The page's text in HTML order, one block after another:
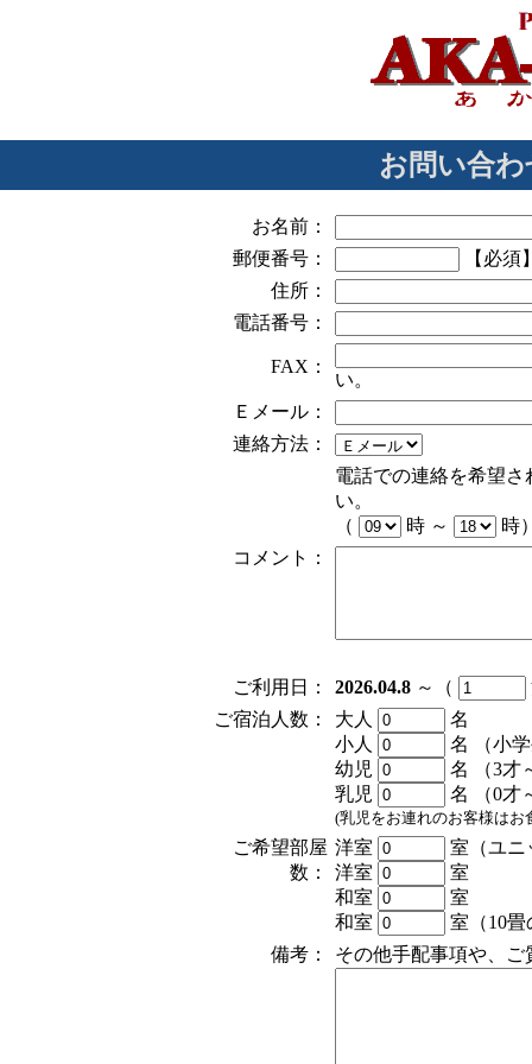
お問い合
お名前：
郵便番号：
【必須
住所：
電話番号：
FAX：
い。
Ｅメール：
連絡方法：
電話での連絡を希望
い。
（
時 ～
時
コメント：
ご利用日： 2026.04.8 ～（
ご宿泊人数：
大人
名
小人
名
（小
幼児
名
（3才
乳児
名 （0才
(乳児をお連れのお客様は
ご希望部屋
数：
洋室
室（ユニ
洋室
室
和室
室
和室
室（10
備考：
その他手配事項や、